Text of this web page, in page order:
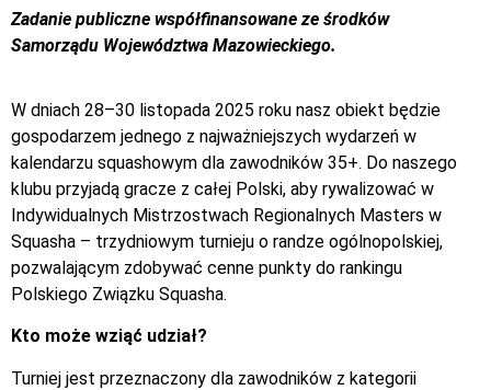
Zadanie publiczne współfinansowane ze środków
Samorządu Województwa Mazowieckiego.
W dniach 28–30 listopada 2025 roku nasz obiekt będzie
gospodarzem jednego z najważniejszych wydarzeń w
kalendarzu squashowym dla zawodników 35+. Do naszego
klubu przyjadą gracze z całej Polski, aby rywalizować w
Indywidualnych Mistrzostwach Regionalnych Masters w
Squasha – trzydniowym turnieju o randze ogólnopolskiej,
pozwalającym zdobywać cenne punkty do rankingu
Polskiego Związku Squasha.
Kto może wziąć udział?
Turniej jest przeznaczony dla zawodników z kategorii